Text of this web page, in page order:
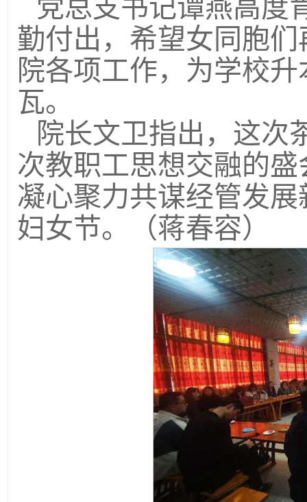
党总支书记谭燕高度
勤付出，希望女同胞
院各项工作，为学校
瓦。
院长文卫指出，这次
次教职工思想交融的
凝心聚力共谋经管发
妇女节。（蒋春容）